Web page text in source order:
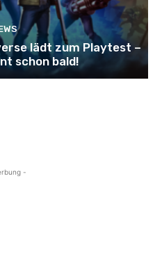
lädt zum Playtest –
schon bald!
-